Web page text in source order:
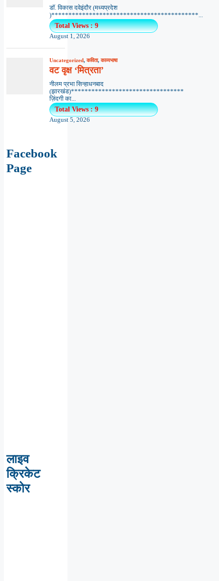
डॉ. विकास दवेइंदौर (मध्यप्रदेश
)*******************************************...
Total Views : 9
August 1, 2026
Uncategorized,कविता,काव्यभाषा
वट वृक्ष ‘मित्रता’
नीलम प्रभा सिन्हाधनबाद
(झारखंड)*********************************
ज़िंदगी का...
Total Views : 9
August 5, 2026
Facebook
Page
लाइव
क्रिकेट
स्कोर